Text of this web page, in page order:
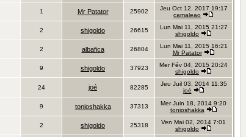
1 Mr Patator 25902
Jeu Oct 12, 2017 19:17
camaleao
2 shigoldo 26615
Lun Mai 11, 2015 21:27
shigoldo
2 albafica 26804
Lun Mai 11, 2015 16:21
Mr Patator
9 shigoldo 37923
Mer Fév 04, 2015 20:24
shigoldo
24 joé 82285
Jeu Juil 03, 2014 11:35
joé
9 tonioshakka 37313
Mer Juin 18, 2014 9:20
tonioshakka
2 shigoldo 25318
Ven Mai 02, 2014 7:01
shigoldo